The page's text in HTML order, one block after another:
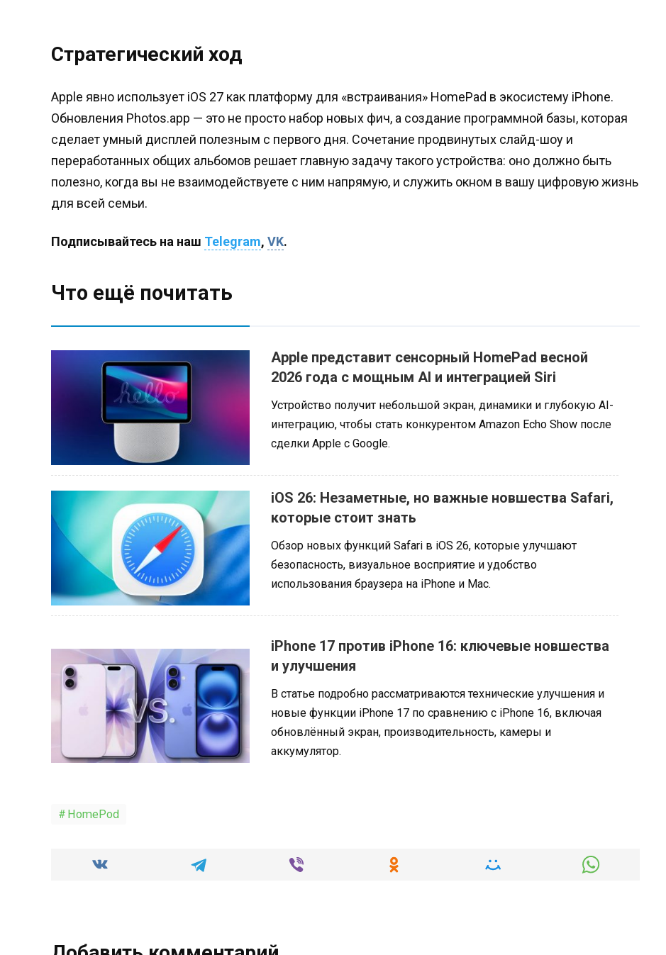
Стратегический ход
Apple явно использует iOS 27 как платформу для «встраивания» HomePad в экосистему iPhone.
Обновления Photos.app — это не просто набор новых фич, а создание программной базы, которая
сделает умный дисплей полезным с первого дня. Сочетание продвинутых слайд-шоу и
переработанных общих альбомов решает главную задачу такого устройства: оно должно быть
полезно, когда вы не взаимодействуете с ним напрямую, и служить окном в вашу цифровую жизнь
для всей семьи.
Подписывайтесь на наш Telegram, VK.
Что ещё почитать
Apple представит сенсорный HomePad весной
2026 года с мощным AI и интеграцией Siri
Устройство получит небольшой экран, динамики и глубокую AI-
интеграцию, чтобы стать конкурентом Amazon Echo Show после
сделки Apple с Google.​
iOS 26: Незаметные, но важные новшества Safari,
которые стоит знать
Обзор новых функций Safari в iOS 26, которые улучшают
безопасность, визуальное восприятие и удобство
использования браузера на iPhone и Mac.
iPhone 17 против iPhone 16: ключевые новшества
и улучшения
В статье подробно рассматриваются технические улучшения и
новые функции iPhone 17 по сравнению с iPhone 16, включая
обновлённый экран, производительность, камеры и
аккумулятор.
HomePod